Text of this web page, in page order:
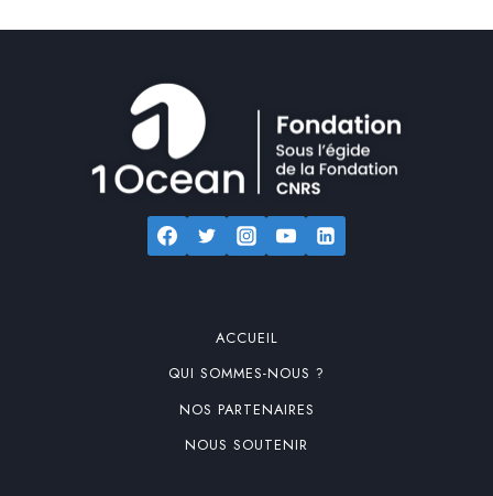
ACCUEIL
QUI SOMMES-NOUS ?
NOS PARTENAIRES
NOUS SOUTENIR